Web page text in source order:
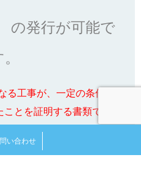
）キッチンワー
タジオ大通
い合わせ